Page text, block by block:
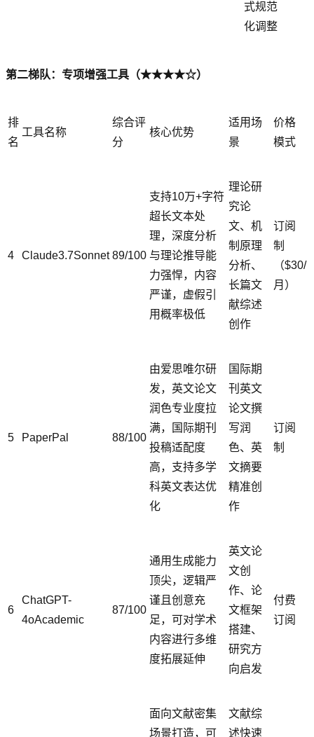
式规范
化调整
第二梯队：专项增强工具（★★★★☆）
排
名
工具名称
综合评
分
核心优势
适用场
景
价格
模式
4 Claude3.7Sonnet 89/100
支持10万+字符
超长文本处
理，深度分析
与理论推导能
力强悍，内容
严谨，虚假引
用概率极低
理论研
究论
文、机
制原理
分析、
长篇文
献综述
创作
订阅
制
（$30/
月）
5 PaperPal 88/100
由爱思唯尔研
发，英文论文
润色专业度拉
满，国际期刊
投稿适配度
高，支持多学
科英文表达优
化
国际期
刊英文
论文撰
写润
色、英
文摘要
精准创
作
订阅
制
6
ChatGPT-
4oAcademic
87/100
通用生成能力
顶尖，逻辑严
谨且创意充
足，可对学术
内容进行多维
度拓展延伸
英文论
文创
作、论
文框架
搭建、
研究方
向启发
付费
订阅
面向文献密集
场景打造，可
文献综
述快速